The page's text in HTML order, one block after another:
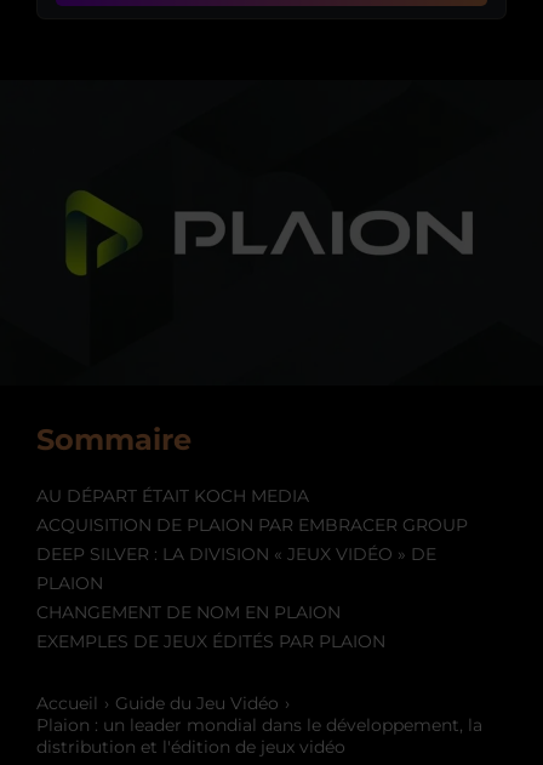
Sommaire
AU DÉPART ÉTAIT KOCH MEDIA
ACQUISITION DE PLAION PAR EMBRACER GROUP
DEEP SILVER : LA DIVISION « JEUX VIDÉO » DE
PLAION
CHANGEMENT DE NOM EN PLAION
EXEMPLES DE JEUX ÉDITÉS PAR PLAION
Accueil
Guide du Jeu Vidéo
Plaion : un leader mondial dans le développement, la
distribution et l'édition de jeux vidéo